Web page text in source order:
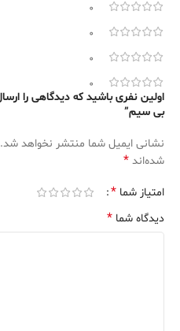
0
0
0
0
بی سیم”
نشانی ایمیل شما منتشر نخواهد شد.
شده‌اند *
امتیاز شما *
دیدگاه شما *